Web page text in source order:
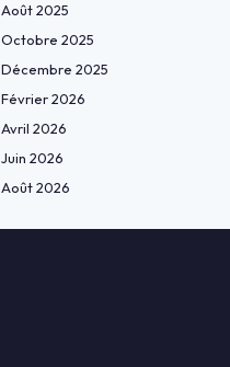
Août 2025
Octobre 2025
Décembre 2025
Février 2026
Avril 2026
Juin 2026
Août 2026